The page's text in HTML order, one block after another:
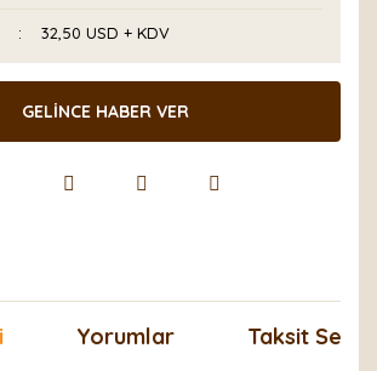
32,50 USD + KDV
GELİNCE HABER VER
Yorumlar Taksit